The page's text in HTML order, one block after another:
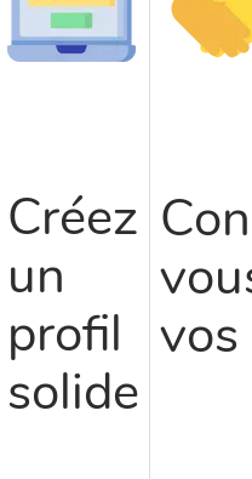
Créez
un
profil
solide